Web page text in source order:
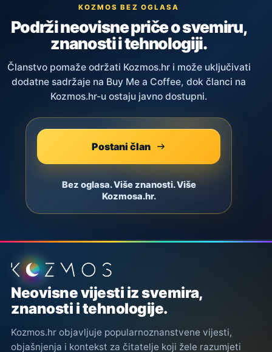
KOZMOS BEZ OGLASA
Podrži neovisne priče o svemiru,
znanosti i tehnologiji.
Članstvo pomaže održati Kozmos.hr i može uključivati
dodatne sadržaje na Buy Me a Coffee, dok članci na
Kozmos.hr-u ostaju javno dostupni.
Postani član
Bez oglasa. Više znanosti. Više
Kozmosa.hr.
Podnožje stranice
Neovisne vijesti iz svemira,
znanosti i tehnologije.
Kozmos.hr objavljuje popularnoznanstvene vijesti,
objašnjenja i kontekst za čitatelje koji žele razumjeti